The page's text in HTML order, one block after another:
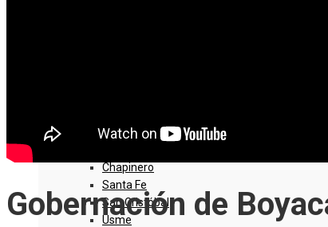
Localidad 1 – 5
Chapinero
Santa Fe
San Cristóbal
Usme
Gobernación de